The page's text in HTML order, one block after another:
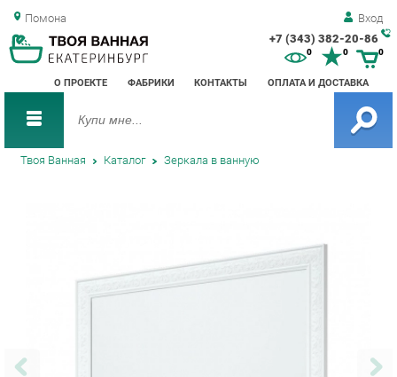
Помона Вход
+7 (343) 382-20-86
О ПРОЕКТЕ ФАБРИКИ КОНТАКТЫ ОПЛАТА И ДОСТАВКА
0 0
Твоя Ванная Каталог Зеркала в ванную